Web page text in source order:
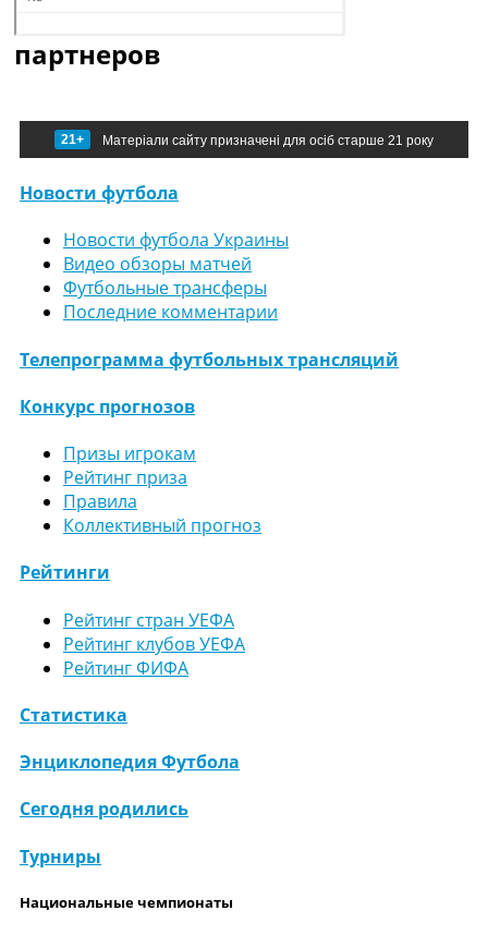
партнеров
21+ Матеріали сайту призначені для осіб старше 21 року
Новости футбола
Новости футбола Украины
Видео обзоры матчей
Футбольные трансферы
Последние комментарии
Телепрограмма футбольных трансляций
Конкурс прогнозов
Призы игрокам
Рейтинг приза
Правила
Коллективный прогноз
Рейтинги
Рейтинг стран УЕФА
Рейтинг клубов УЕФА
Рейтинг ФИФА
Статистика
Энциклопедия Футбола
Сегодня родились
Турниры
Национальные чемпионаты